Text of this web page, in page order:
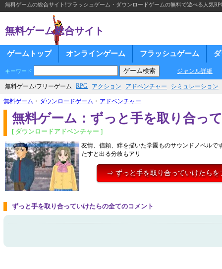
無料ゲームの総合サイト!フラッシュゲーム・ダウンロードゲームの無料で遊べる人気
無料ゲーム総合サイト
ゲームトップ オンラインゲーム フラッシュゲーム
キーワード ジャンル詳細
無料ゲーム/フリーゲーム RPG アクション アドベンチャー シミュレーション
無料ゲーム > ダウンロードゲーム > アドベンチャー
無料ゲーム：ずっと手を取り合っ
[ ダウンロードアドベンチャー ]
友情、信頼、絆を描いた学園ものサウンドノベル
たすと出る分岐もアリ
⇒ ずっと手を取り合っていけたらを
ずっと手を取り合っていけたらの全てのコメント